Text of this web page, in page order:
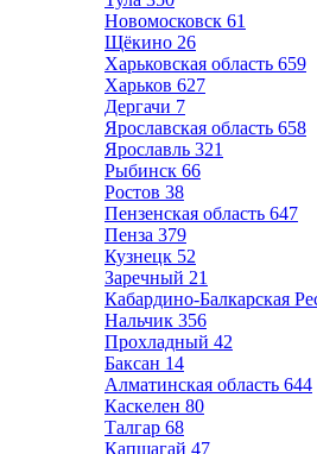
Новомосковск 61
Щёкино 26
Харьковская область 659
Харьков 627
Дергачи 7
Ярославская область 658
Ярославль 321
Рыбинск 66
Ростов 38
Пензенская область 647
Пенза 379
Кузнецк 52
Заречный 21
Кабардино-Балкарская
Нальчик 356
Прохладный 42
Баксан 14
Алматинская область 644
Каскелен 80
Талгар 68
Капшагай 47